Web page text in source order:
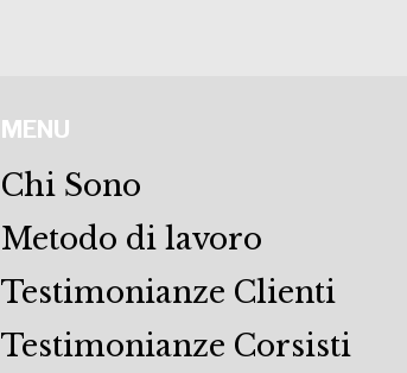
MENU
Chi Sono
Metodo di lavoro
Testimonianze Clienti
Testimonianze Corsisti